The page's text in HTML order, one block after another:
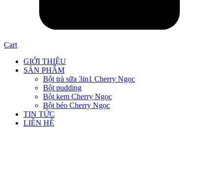
Cart
GIỚI THIỆU
SẢN PHẨM
Bột trà sữa 3in1 Cherry Ngọc
Bột pudding
Bột kem Cherry Ngọc
Bột béo Cherry Ngọc
TIN TỨC
LIÊN HỆ